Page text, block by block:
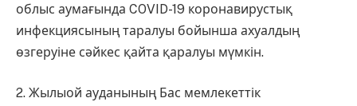
облыс аумағында COVID-19 коронавирустық
инфекциясының таралуы бойынша ахуалдың
өзгеруіне сәйкес қайта қаралуы мүмкін.
2. Жылыой ауданының Бас мемлекеттік